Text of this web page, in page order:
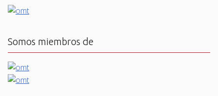
Somos miembros de